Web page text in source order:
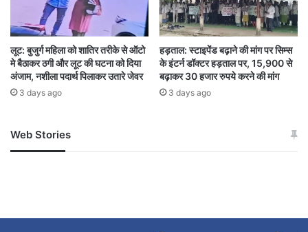
impressed by Arrangements at the National
Rover–Ranger Jamboree
लूट: बुजुर्ग महिला को शातिर तरीके से ऑटो
मे बैठाकर ठगी और लूट की घटना को दिया
अंजाम, नशीला पदार्थ पिलाकर उतारे जेवर
3 days ago
हड़ताल: स्टाइपेंड बढ़ाने की मांग पर सिम्स
के इंटर्न डॉक्टर हड़ताल पर, 15,900 से
बढ़ाकर 30 हजार रुपये करने की मांग
3 days ago
Web Stories
जम्मू-कश्मीर में बारिश से
अपडेट
खाई में धक्का… आरोपियों ने